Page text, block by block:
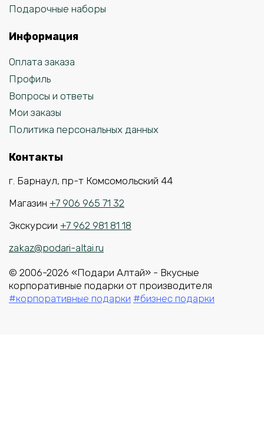
Подарочные наборы
Информация
Оплата заказа
Профиль
Вопросы и ответы
Мои заказы
Политика персональных данных
Контакты
г. Барнаул, пр-т Комсомольский 44
Магазин +7 906 965 71 32
Экскурсии +7 962 981 81 18
zakaz@podari-altai.ru
© 2006-2026 «Подари Алтай» - Вкусные
корпоративные подарки от производителя
#корпоративные подарки #бизнес подарки